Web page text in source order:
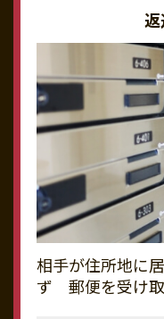
相手が住所地に
ず 郵便を受け取